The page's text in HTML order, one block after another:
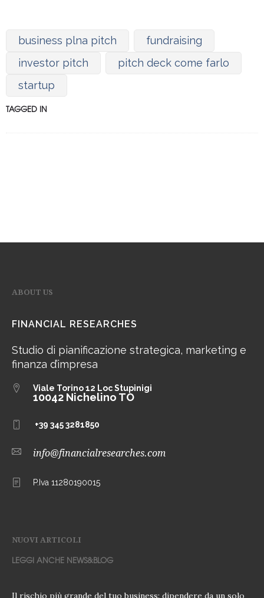
business plna pitch
fundraising
investor pitch
pitch deck come farlo
startup
TAGGED IN
ABOUT US
FINANCIAL RESEARCHES
Studio di pianificazione strategica, marketing e
finanza d’impresa
Viale Torino 12 Loc Stupinigi
10042 Nichelino TO
+39 345 3281850
info@financialresearches.com
P.Iva 11280190015
NUOVI ARTICOLI
LEGGI ANCHE NEWS&BLOG
Il rischio più grande del tuo business: dipendere da un solo